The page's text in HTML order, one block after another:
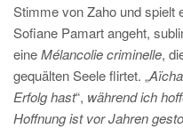
Stimme von Zaho und spielt
Sofiane Pamart angeht,
eineMélancolie criminelle,
gequälten Seele flirtet. „
Erfolg hast“, während ich
Hoffnung ist vor Jahren